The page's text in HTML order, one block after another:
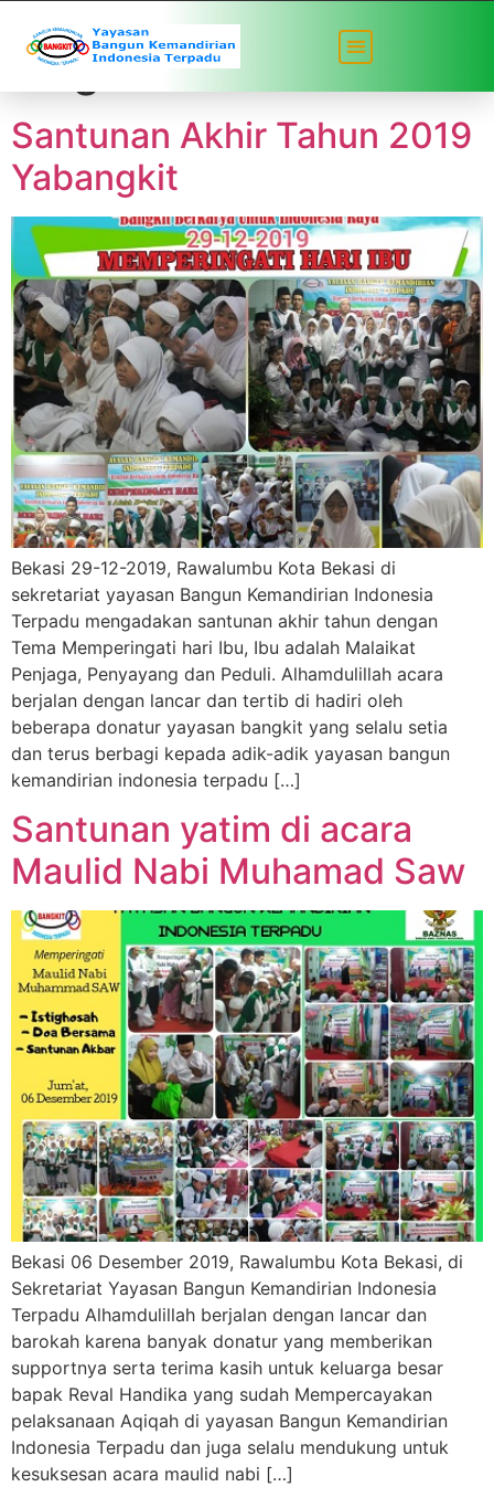
Tag:kota bekasi
Santunan Akhir Tahun 2019
Yabangkit
Bekasi 29-12-2019, Rawalumbu Kota Bekasi di
sekretariat yayasan Bangun Kemandirian Indonesia
Terpadu mengadakan santunan akhir tahun dengan
Tema Memperingati hari Ibu, Ibu adalah Malaikat
Penjaga, Penyayang dan Peduli. Alhamdulillah acara
berjalan dengan lancar dan tertib di hadiri oleh
beberapa donatur yayasan bangkit yang selalu setia
dan terus berbagi kepada adik-adik yayasan bangun
kemandirian indonesia terpadu […]
Santunan yatim di acara
Maulid Nabi Muhamad Saw
Bekasi 06 Desember 2019, Rawalumbu Kota Bekasi, di
Sekretariat Yayasan Bangun Kemandirian Indonesia
Terpadu Alhamdulillah berjalan dengan lancar dan
barokah karena banyak donatur yang memberikan
supportnya serta terima kasih untuk keluarga besar
bapak Reval Handika yang sudah Mempercayakan
pelaksanaan Aqiqah di yayasan Bangun Kemandirian
Indonesia Terpadu dan juga selalu mendukung untuk
kesuksesan acara maulid nabi […]